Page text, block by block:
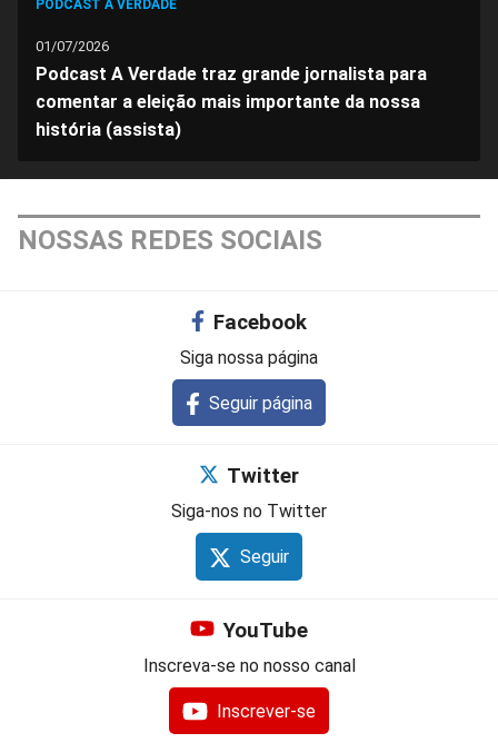
PODCAST A VERDADE
01/07/2026
Podcast A Verdade traz grande jornalista para
comentar a eleição mais importante da nossa
história (assista)
NOSSAS REDES SOCIAIS
Facebook
Siga nossa página
Seguir página
Twitter
Siga-nos no Twitter
Seguir
YouTube
Inscreva-se no nosso canal
Inscrever-se